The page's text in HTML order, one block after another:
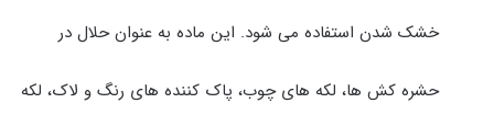
خشک شدن استفاده می شود. این ماده به عنوان حلال در
حشره کش ها، لکه های چوب، پاک کننده های رنگ و لاک، لکه